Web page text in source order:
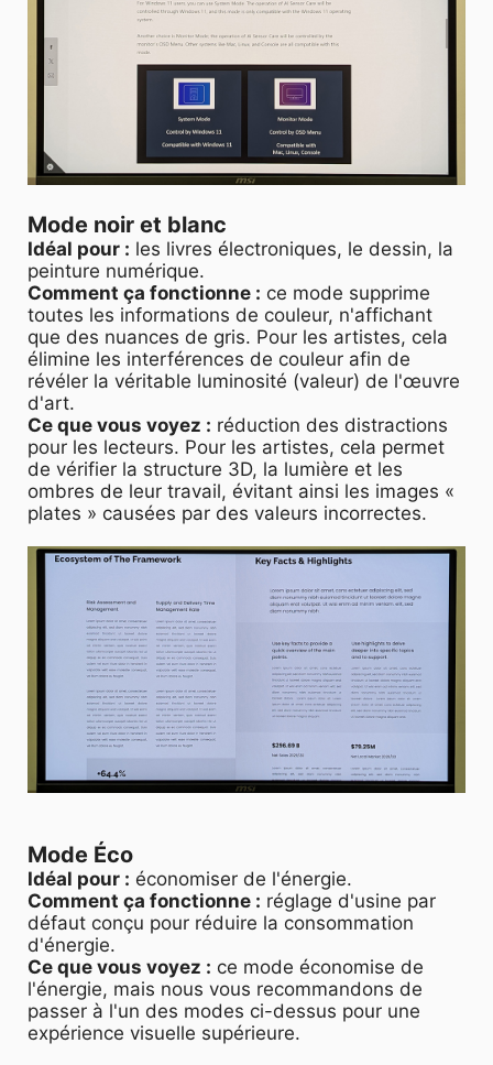
Mode noir et blanc
Idéal pour : les livres électroniques, le dessin, la
peinture numérique.
Comment ça fonctionne : ce mode supprime
toutes les informations de couleur, n'affichant
que des nuances de gris. Pour les artistes, cela
élimine les interférences de couleur afin de
révéler la véritable luminosité (valeur) de l'œuvre
d'art.
Ce que vous voyez : réduction des distractions
pour les lecteurs. Pour les artistes, cela permet
de vérifier la structure 3D, la lumière et les
ombres de leur travail, évitant ainsi les images «
plates » causées par des valeurs incorrectes.
Mode Éco
Idéal pour : économiser de l'énergie.
Comment ça fonctionne : réglage d'usine par
défaut conçu pour réduire la consommation
d'énergie.
Ce que vous voyez : ce mode économise de
l'énergie, mais nous vous recommandons de
passer à l'un des modes ci-dessus pour une
expérience visuelle supérieure.